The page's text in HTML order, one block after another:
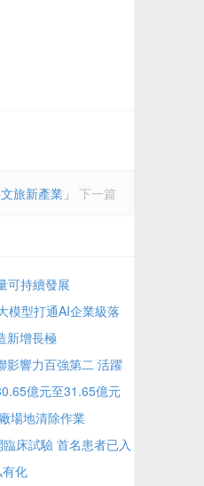
旅新產業」 下一篇
可持續發展
模型打通AI企業級落
新增長極
影響力百強第二 活躍
億元至31.65億元
場地清除作業
床試驗 首名患者已入
化